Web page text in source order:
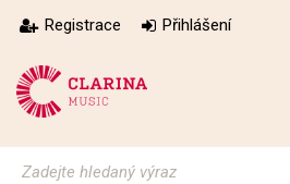
Registrace Přihlášení